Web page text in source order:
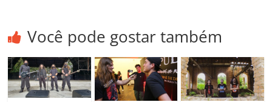
Você pode gostar também